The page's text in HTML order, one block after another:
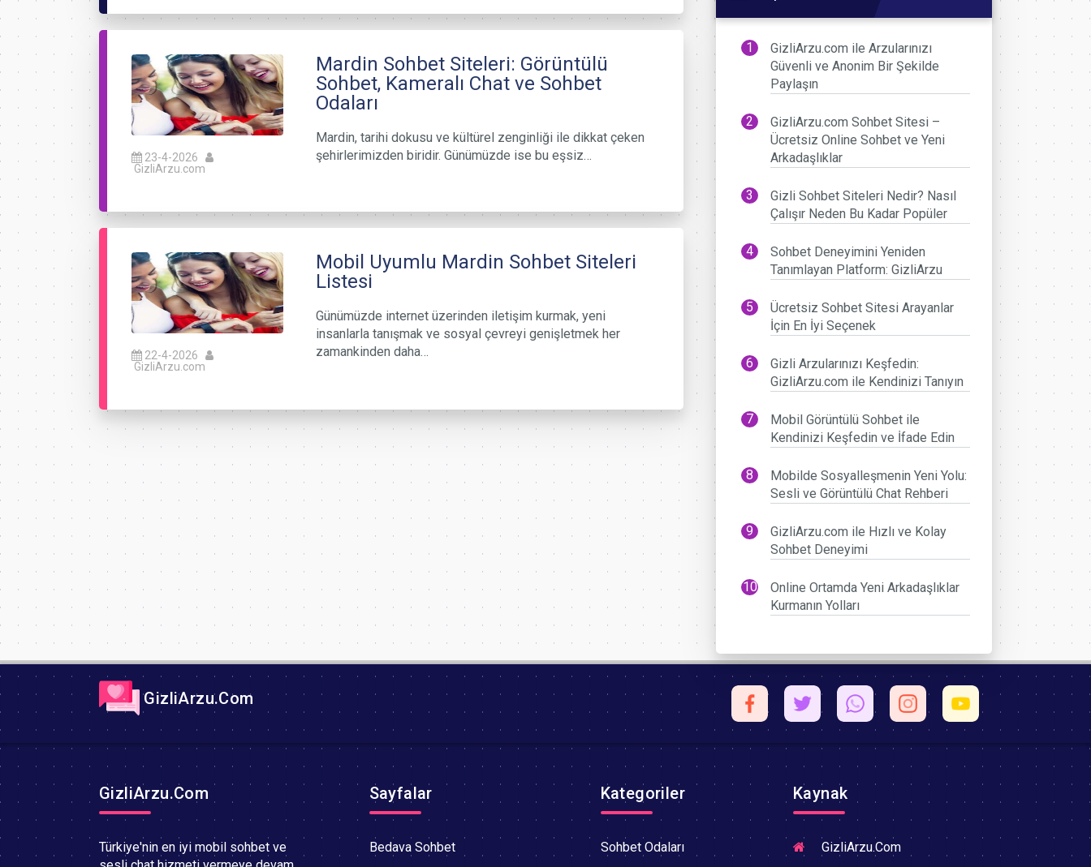
23-4-2026
GizliArzu.com
Mardin Sohbet Siteleri: Görüntülü
Sohbet, Kameralı Chat ve Sohbet
Odaları
Mardin, tarihi dokusu ve kültürel zenginliği ile dikkat çeken
şehirlerimizden biridir. Günümüzde ise bu eşsiz…
22-4-2026
GizliArzu.com
Mobil Uyumlu Mardin Sohbet Siteleri
Listesi
Günümüzde internet üzerinden iletişim kurmak, yeni
insanlarla tanışmak ve sosyal çevreyi genişletmek her
zamankinden daha…
GizliArzu.com ile Arzularınızı
Güvenli ve Anonim Bir Şekilde
Paylaşın
GizliArzu.com Sohbet Sitesi –
Ücretsiz Online Sohbet ve Yeni
Arkadaşlıklar
Gizli Sohbet Siteleri Nedir? Nasıl
Çalışır Neden Bu Kadar Popüler
Sohbet Deneyimini Yeniden
Tanımlayan Platform: GizliArzu
Ücretsiz Sohbet Sitesi Arayanlar
İçin En İyi Seçenek
Gizli Arzularınızı Keşfedin:
GizliArzu.com ile Kendinizi Tanıyın
Mobil Görüntülü Sohbet ile
Kendinizi Keşfedin ve İfade Edin
Mobilde Sosyalleşmenin Yeni Yolu:
Sesli ve Görüntülü Chat Rehberi
GizliArzu.com ile Hızlı ve Kolay
Sohbet Deneyimi
Online Ortamda Yeni Arkadaşlıklar
Kurmanın Yolları
GizliArzu.Com
GizliArzu.Com
Türkiye'nin en iyi mobil sohbet ve
Sayfalar
Bedava Sohbet
Kategoriler
Sohbet Odaları
Kaynak
GizliArzu.Com